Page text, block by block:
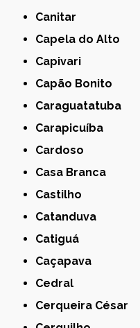
Canitar
Capela do Alto
Capivari
Capão Bonito
Caraguatatuba
Carapicuíba
Cardoso
Casa Branca
Castilho
Catanduva
Catiguá
Caçapava
Cedral
Cerqueira César